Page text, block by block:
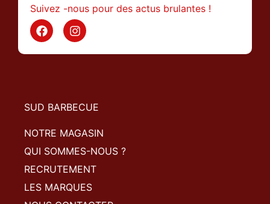
Suivez -nous pour des actus brulantes !
SUD BARBECUE
NOTRE MAGASIN
QUI SOMMES-NOUS ?
RECRUTEMENT
LES MARQUES